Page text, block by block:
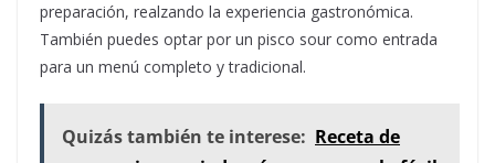
preparación, realzando la experiencia gastronómica.
También puedes optar por un pisco sour como entrada
para un menú completo y tradicional.
Quizás también te interese: Receta de